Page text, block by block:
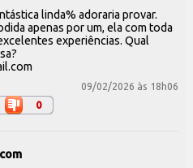
linda% adoraria provar.
apenas por um, ela com toda
experiências. Qual
09/02/2026 às 18h06
0